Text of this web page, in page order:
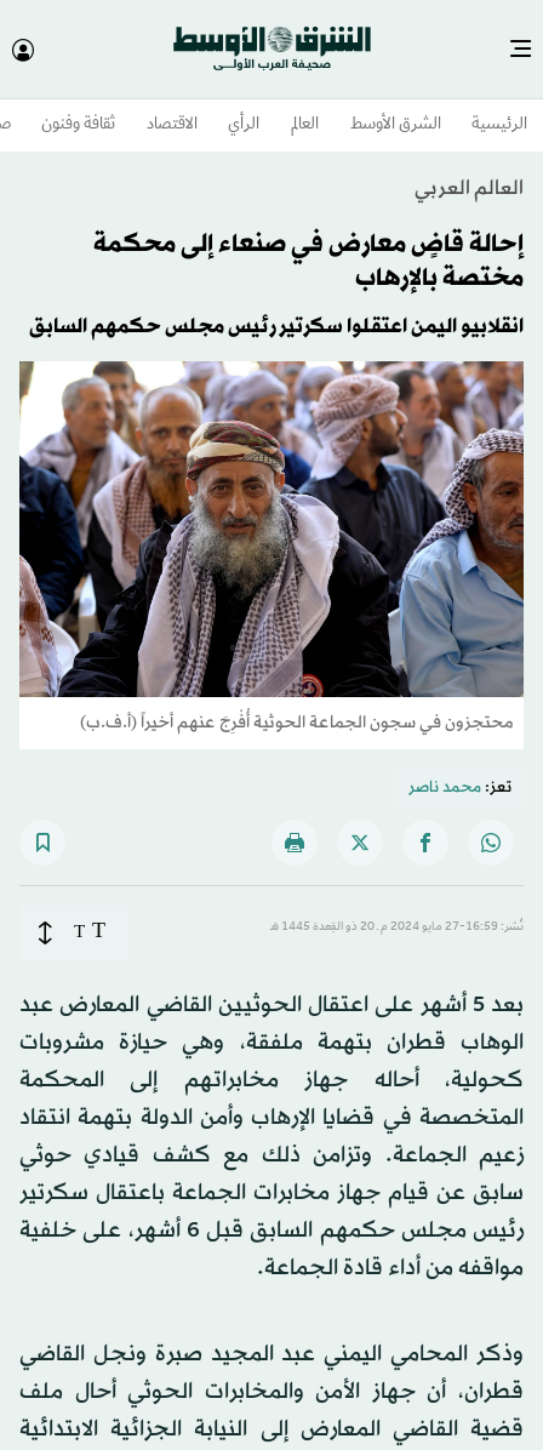
الرئيسية الشرق الأوسط​ العالم الرأي الاقتصاد ثقافة وفنون
العالم العربي
إحالة قاضٍ معارض في صنعاء إلى محكمة
مختصة بالإرهاب
انقلابيو اليمن اعتقلوا سكرتير رئيس مجلس حكمهم السابق
محتجزون في سجون الجماعة الحوثية أُفْرِجَ عنهم أخيراً (أ.ف.ب)
تعز:محمد ناصر
نُشر: 16:59-27 مايو 2024 م ـ 20 ذو القِعدة 1445 هـ T
T
بعد 5 أشهر على اعتقال الحوثيين القاضي المعارض عبد
الوهاب قطران بتهمة ملفقة، وهي حيازة مشروبات
كحولية، أحاله جهاز مخابراتهم إلى المحكمة
المتخصصة في قضايا الإرهاب وأمن الدولة بتهمة انتقاد
زعيم الجماعة. وتزامن ذلك مع كشف قيادي حوثي
سابق عن قيام جهاز مخابرات الجماعة باعتقال سكرتير
رئيس مجلس حكمهم السابق قبل 6 أشهر، على خلفية
مواقفه من أداء قادة الجماعة.
وذكر المحامي اليمني عبد المجيد صبرة ونجل القاضي
قطران، أن جهاز الأمن والمخابرات الحوثي أحال ملف
قضية القاضي المعارض إلى النيابة الجزائية الابتدائية